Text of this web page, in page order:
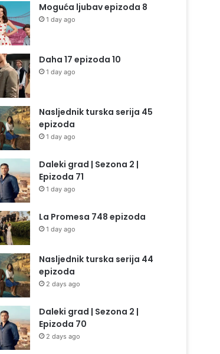
Moguća ljubav epizoda 8
1 day ago
Daha 17 epizoda 10
1 day ago
Nasljednik turska serija 45
epizoda
1 day ago
Daleki grad | Sezona 2 |
Epizoda 71
1 day ago
La Promesa 748 epizoda
1 day ago
Nasljednik turska serija 44
epizoda
2 days ago
Daleki grad | Sezona 2 |
Epizoda 70
2 days ago